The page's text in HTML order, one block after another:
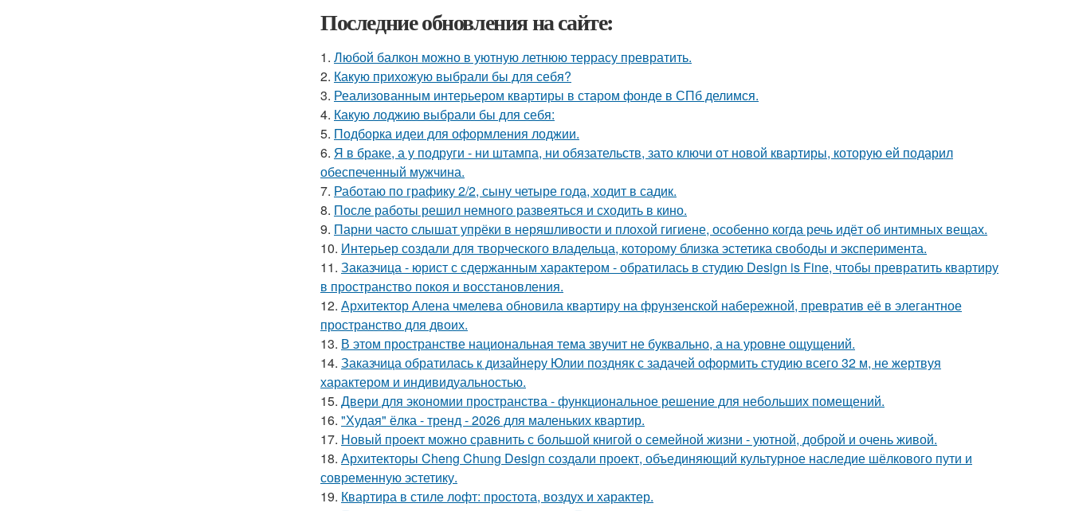
Последние обновления на сайте:
1. Любой балкон можно в уютную летнюю террасу превратить.
2. Какую прихожую выбрали бы для себя?
3. Реализованным интерьером квартиры в старом фонде в СПб делимся.
4. Какую лоджию выбрали бы для себя:
5. Подборка идеи для оформления лоджии.
6. Я в браке, а у подруги - ни штампа, ни обязательств, зато ключи от новой квартиры, которую ей подарил
обеспеченный мужчина.
7. Работаю по графику 2/2, сыну четыре года, ходит в садик.
8. После работы решил немного развеяться и сходить в кино.
9. Парни часто слышат упрёки в неряшливости и плохой гигиене, особенно когда речь идёт об интимных вещах.
10. Интерьер создали для творческого владельца, которому близка эстетика свободы и эксперимента.
11. Заказчица - юрист с сдержанным характером - обратилась в студию Design is Fine, чтобы превратить квартиру
в пространство покоя и восстановления.
12. Архитектор Алена чмелева обновила квартиру на фрунзенской набережной, превратив её в элегантное
пространство для двоих.
13. В этом пространстве национальная тема звучит не буквально, а на уровне ощущений.
14. Заказчица обратилась к дизайнеру Юлии поздняк с задачей оформить студию всего 32 м, не жертвуя
характером и индивидуальностью.
15. Двери для экономии пространства - функциональное решение для небольших помещений.
16. "Худая" ёлка - тренд - 2026 для маленьких квартир.
17. Новый проект можно сравнить с большой книгой о семейной жизни - уютной, доброй и очень живой.
18. Архитекторы Cheng Chung Design создали проект, объединяющий культурное наследие шёлкового пути и
современную эстетику.
19. Квартира в стиле лофт: простота, воздух и характер.